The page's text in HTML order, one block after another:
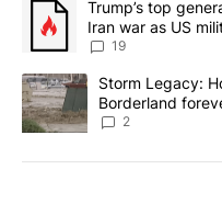
A trending article titled
Trump’s top
Iran war as US
sources say
19
A trending article titled
Storm Legacy:
Borderland
2